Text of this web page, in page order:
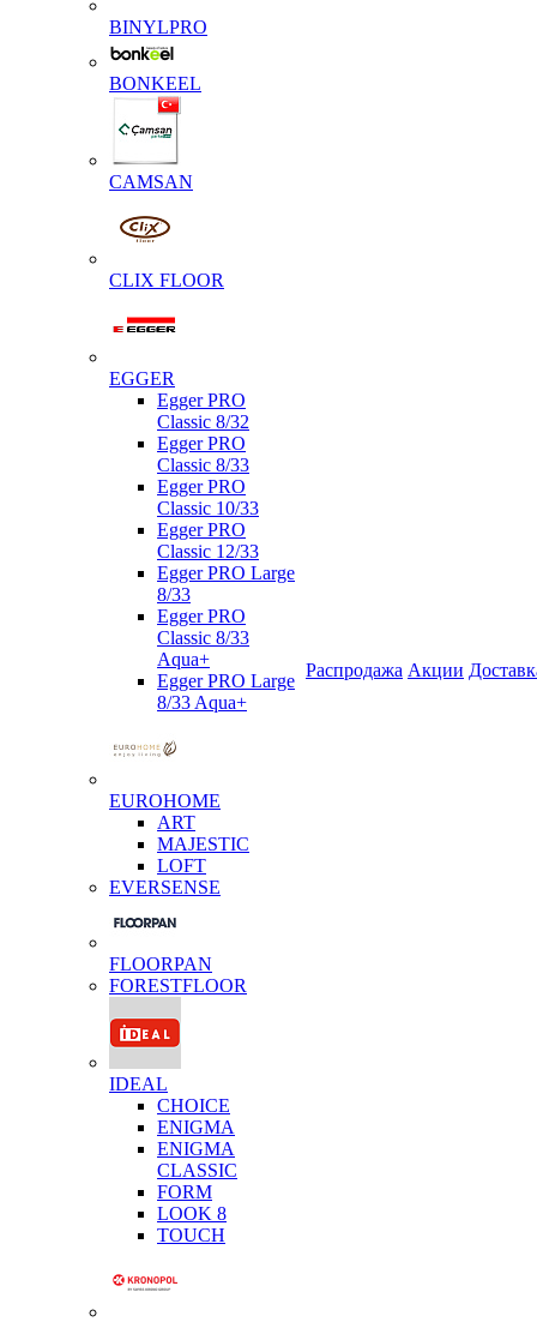
BINYLPRO
BONKEEL
CAMSAN
CLIX FLOOR
EGGER
Egger PRO
Classic 8/32
Egger PRO
Classic 8/33
Egger PRO
Classic 10/33
Egger PRO
Classic 12/33
Egger PRO Large
8/33
Egger PRO
Classic 8/33
Aqua+
Egger PRO Large
8/33 Aqua+
EUROHOME
ART
MAJESTIC
LOFT
EVERSENSE
FLOORPAN
FORESTFLOOR
IDEAL
CHOICE
ENIGMA
ENIGMA
CLASSIC
FORM
LOOK 8
TOUCH
Распродажа Акции